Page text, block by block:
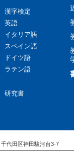
漢字検定
英語
イタリア語
スペイン語
ドイツ語
ラテン語
研究書
代田区神田駿河台3-7